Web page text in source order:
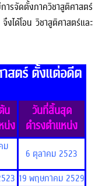
ารจัดตั้งภาควิชาสูติศาสตร์
งได้โอน วิชาสูติศาสตร์และ
สตร์ ตั้งแต่อดีต
น
น่ง
วันที่สิ้นสุด
ดำรงตำแหน่ง
ม
6 ตุลาคม 2523
19 พฤษภาคม 2529